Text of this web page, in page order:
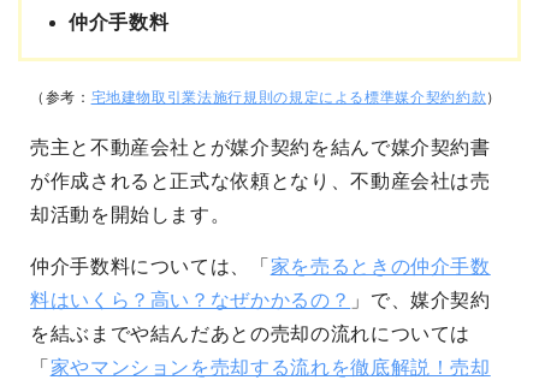
仲介手数料
（参考： 宅地建物取引業法施行規則の規定による標準媒介契約約款 ）
売主と不動産会社とが媒介契約を結んで媒介契約書
が作成されると正式な依頼となり、不動産会社は売
却活動を開始します。
仲介手数料については、「 家を売るときの仲介手数
料はいくら？高い？なぜかかるの？ 」で、媒介契約
を結ぶまでや結んだあとの売却の流れについては
「 家やマンションを売却する流れを徹底解説！売却